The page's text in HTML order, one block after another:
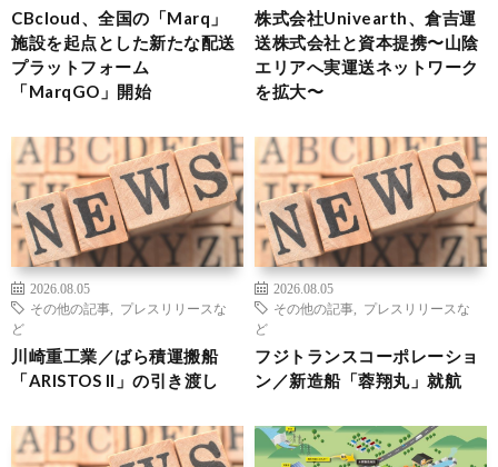
CBcloud、全国の「Marq」
施設を起点とした新たな配送
プラットフォーム
「MarqGO」開始
株式会社Univearth、倉吉運
送株式会社と資本提携〜山陰
エリアへ実運送ネットワーク
を拡大〜
2026.08.05
その他の記事
プレスリリースな
ど
川崎重工業／ばら積運搬船
「ARISTOS II」の引き渡し
2026.08.05
その他の記事
プレスリリースな
ど
フジトランスコーポレーショ
ン／新造船「蓉翔丸」就航